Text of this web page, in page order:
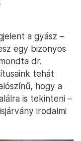
a gyász –
egy bizonyos
dr.
tehát
hogy a
is tekinteni –
irodalmi